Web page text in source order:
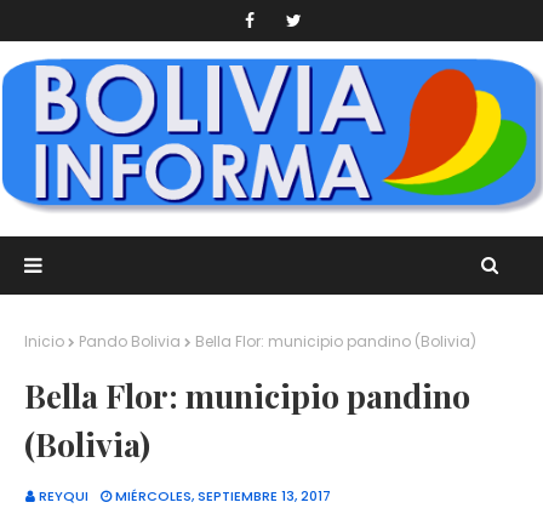
Inicio Pando Bolivia Bella Flor: municipio pandino (Bolivia)
Bella Flor: municipio pandino
(Bolivia)
REYQUI MIÉRCOLES, SEPTIEMBRE 13, 2017